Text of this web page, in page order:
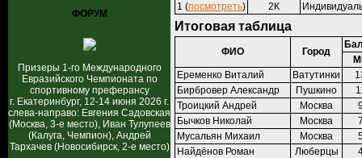
ФОРУМ
Призеры 1-го Международного
Евразийского Чемпионата по
спортивному преферансу
г. Екатеринбург, 12-14 июня 2026 г.
слева-направо: Евгения Садовская
(Москва, 3-е место), Иван Тулупеев
(Калуга, Чемпион), Андрей
Тархачев (Новосибирск, 2-е место)
1 (посмотреть) 2К
Итоговая таблица
ФИО Город
Еременко Виталий
Ватутинки
Бирбровер Александр
Пушкино
Троицкий Андрей
Москва
Бычков Николай
Москва
Мусальян Михаил
Москва
Найдёнов Роман
Люберцы